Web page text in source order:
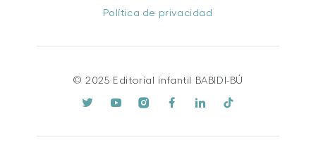
Política de privacidad
© 2025 Editorial infantil BABIDI-BÚ